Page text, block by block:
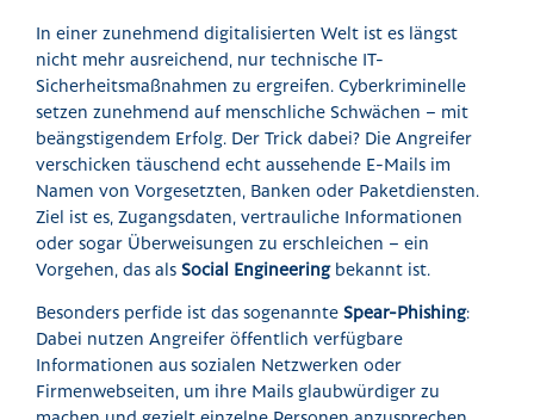
In einer zunehmend digitalisierten Welt ist es längst
nicht mehr ausreichend, nur technische IT-
Sicherheitsmaßnahmen zu ergreifen. Cyberkriminelle
setzen zunehmend auf menschliche Schwächen – mit
beängstigendem Erfolg. Der Trick dabei? Die Angreifer
verschicken täuschend echt aussehende E-Mails im
Namen von Vorgesetzten, Banken oder Paketdiensten.
Ziel ist es, Zugangsdaten, vertrauliche Informationen
oder sogar Überweisungen zu erschleichen – ein
Vorgehen, das als Social Engineeringbekannt ist.
Besonders perfide ist das sogenannte Spear-Phishing:
Dabei nutzen Angreifer öffentlich verfügbare
Informationen aus sozialen Netzwerken oder
Firmenwebseiten, um ihre Mails glaubwürdiger zu